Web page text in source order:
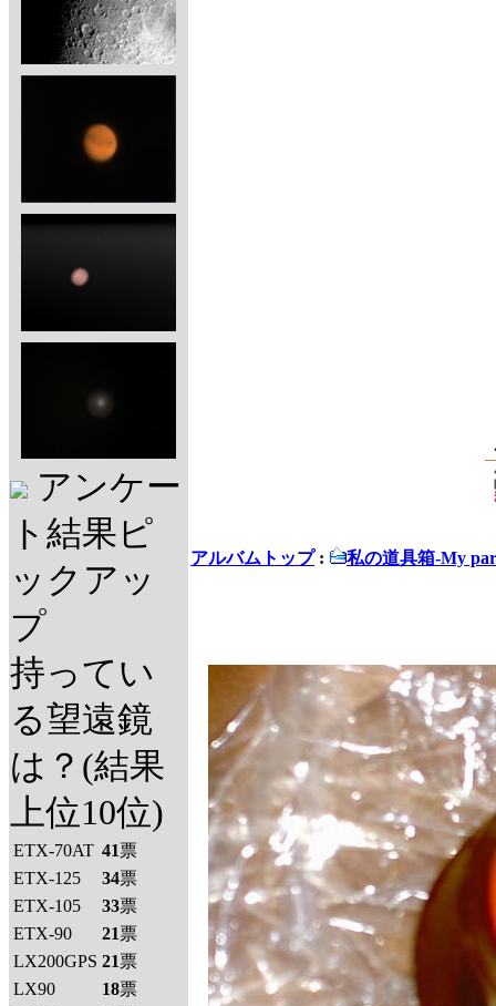
アンケー
ト結果ピ
ックアッ
プ
持ってい
る望遠鏡
は？(結果
上位10位)
ETX-70AT 41票
ETX-125
34票
ETX-105
33票
ETX-90
21票
LX200GPS 21票
LX90
18票
アルバムトップ: 私の道具箱-My